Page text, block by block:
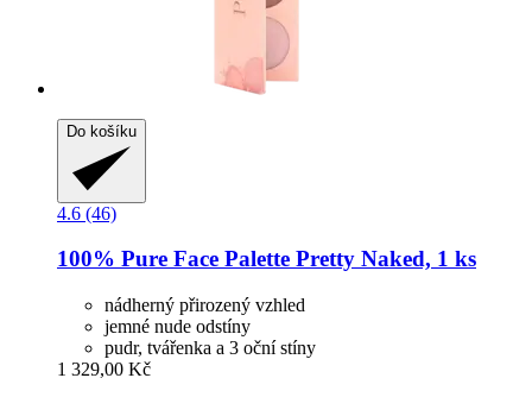
Do košíku
4.6 (46)
100% Pure Face Palette Pretty Naked, 1 ks
nádherný přirozený vzhled
jemné nude odstíny
pudr, tvářenka a 3 oční stíny
1 329,00 Kč